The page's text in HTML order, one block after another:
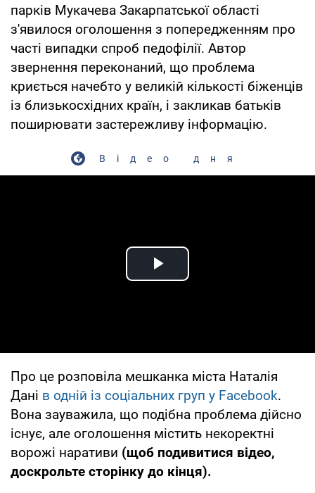
парків Мукачева Закарпатської області
з'явилося оголошення з попередженням про
часті випадки спроб педофілії. Автор
звернення переконаний, що проблема
криється начебто у великій кількості біженців
із близькосхідних країн, і закликав батьків
поширювати застережливу інформацію.
Відео дня
Play Video
Про це розповіла мешканка міста Наталія
Дані в одній із соціальних груп у Facebook.
Вона зауважила, що подібна проблема дійсно
існує, але оголошення містить некоректні
ворожі наративи (щоб подивитися відео,
доскрольте сторінку до кінця).